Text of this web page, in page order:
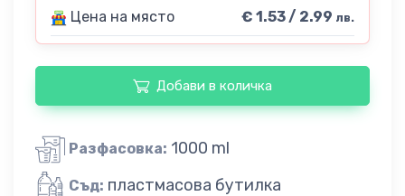
Цена на място € 1.53 / 2.99 лв.
Добави в количка
Разфасовка: 1000 ml
Съд: пластмасова бутилка